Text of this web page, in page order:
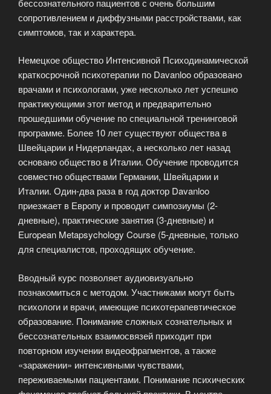
сопротивлением и диффузными расстройствами, как
симптомов, так и характера.
Немецкое общество Интенсивной Психодинамической
краткосрочной психотерапии по Davanloo образовано
врачами и психологами, уже несколько лет успешно
практикующими этот метод и предварительно
прошедшими обучение по специальной тренинговой
программе. Более 10 лет существуют общества в
Швейцарии и Нидерландах, а несколько лет назад
основано общество в Италии. Обучение проводится
совместно обществами Германии, Швейцарии и
Италии. Один-два раза в год доктор Davanloo
приезжает в Европу и проводит симпозиумы (2-
дневные), практические занятия (3-дневные) и
European Metapsychology Course (5-дневные, только
для специалистов, проходящих обучение.
Вводный курс позволяет аудиовизуально
познакомиться с методом. Участниками могут быть
психологи и врачи, имеющие психотерапевтическое
образование. Понимание сложных сознательных и
бессознательных взаимосвязей приходит при
повторном изучении видеофрагментов, а также
«заражении» интенсивными чувствами,
переживаемыми пациентами. Понимание психических